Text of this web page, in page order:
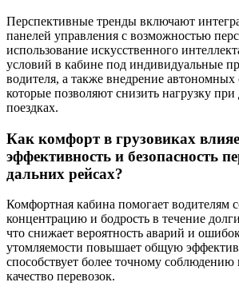
Перспективные тренды включают
панелей управления с возможностью
использование искусственного
условий в кабине под индивидуальные
водителя, а также внедрение
которые позволяют снизить нагрузку
поездках.
Как комфорт в грузовиках
эффективность и безопасность
дальних рейсах?
Комфортная кабина помогает водителям
концентрацию и бодрость в течение
что снижает вероятность аварий и
утомляемости повышает общую
способствует более точному
качество перевозок.